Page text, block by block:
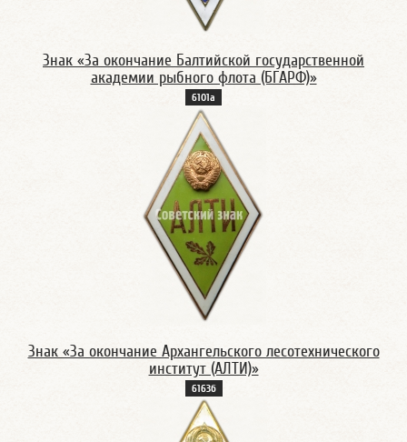
Знак «За окончание Балтийской государственной
академии рыбного флота (БГАРФ)»
6101а
Знак «За окончание Архангельского лесотехнического
институт (АЛТИ)»
6163б